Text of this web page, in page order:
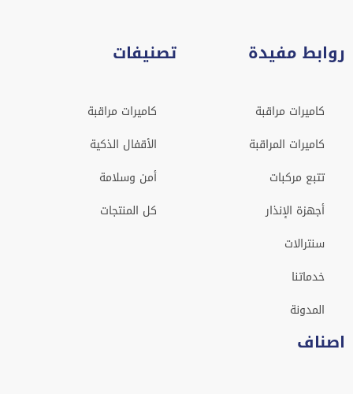
روابط مفيدة
كاميرات مراقبة
كاميرات المراقبة
تتبع مركبات
أجهزة الإنذار
سنترالات
خدماتنا
المدونة
تصنيفات
كاميرات مراقبة
الأقفال الذكية
أمن وسلامة
كل المنتجات
اصناف